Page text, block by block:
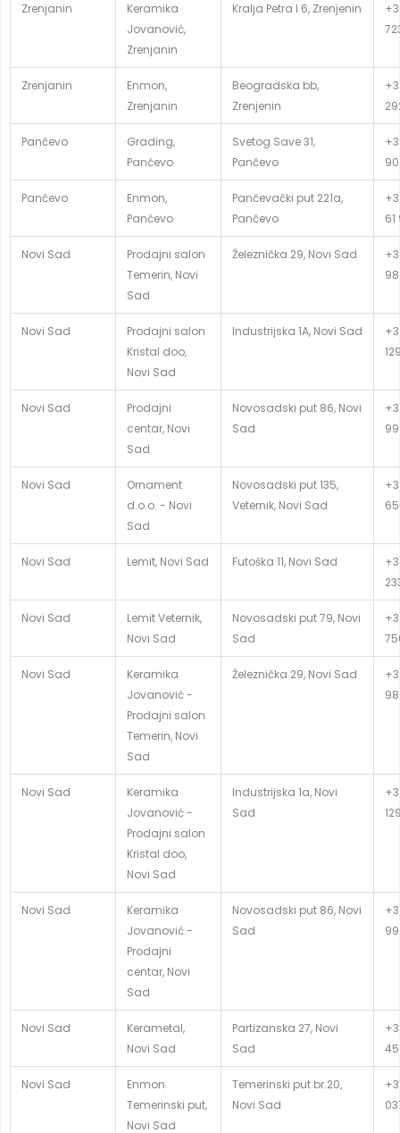
Zrenjanin
Keramika
Jovanović,
Zrenjanin
Kralja Petra I 6, Zrenjenin
Zrenjanin
Enmon,
Zrenjanin
Beogradska bb,
Zrenjenin
Pančevo
Grading,
Pančevo
Svetog Save 31,
Pančevo
Pančevo
Enmon,
Pančevo
Pančevački put 221a,
Pančevo
Novi Sad
Prodajni salon
Temerin, Novi
Sad
Železnička 29, Novi Sad
Novi Sad
Prodajni salon
Kristal doo,
Novi Sad
Industrijska 1A, Novi Sad
Novi Sad
Prodajni
centar, Novi
Sad
Novosadski put 86, Novi
Sad
Novi Sad
Ornament
d.o.o. - Novi
Sad
Novosadski put 135,
Veternik, Novi Sad
Novi Sad Lemit, Novi Sad Futoška 11, Novi Sad
Novi Sad
Lemit Veternik,
Novi Sad
Novosadski put 79, Novi
Sad
Novi Sad
Keramika
Jovanović -
Prodajni salon
Temerin, Novi
Sad
Železnička 29, Novi Sad
Novi Sad
Keramika
Jovanović -
Prodajni salon
Kristal doo,
Novi Sad
Industrijska 1a, Novi
Sad
Novi Sad
Keramika
Jovanović -
Prodajni
centar, Novi
Sad
Novosadski put 86, Novi
Sad
Novi Sad
Kerametal,
Novi Sad
Partizanska 27, Novi
Sad
Novi Sad
Enmon
Temerinski put,
Novi Sad
Temerinski put br.20,
Novi Sad